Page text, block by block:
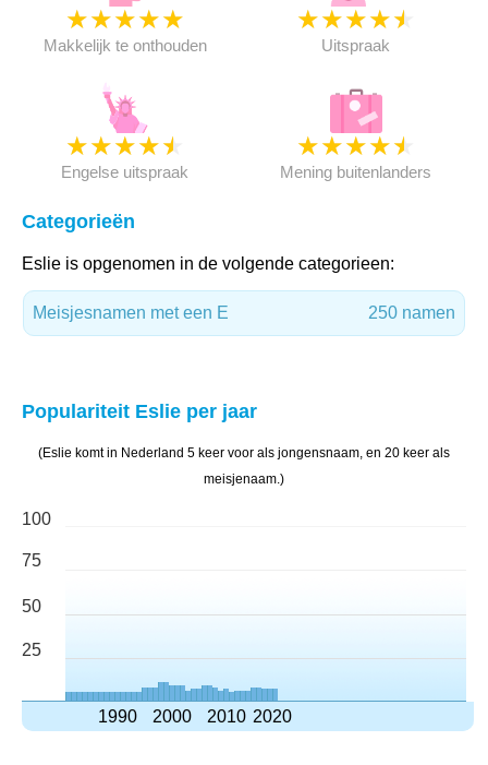
★★★★★
Makkelijk te onthouden
★★★★★
Uitspraak
★★★★★
Engelse uitspraak
★★★★★
Mening buitenlanders
Categorieën
Eslie is opgenomen in de volgende categorieen:
Meisjesnamen met een E 250 namen
Populariteit Eslie per jaar
(Eslie komt in Nederland 5 keer voor als jongensnaam, en 20 keer als
meisjenaam.)
100
75
50
25
1990 2000 2010 2020